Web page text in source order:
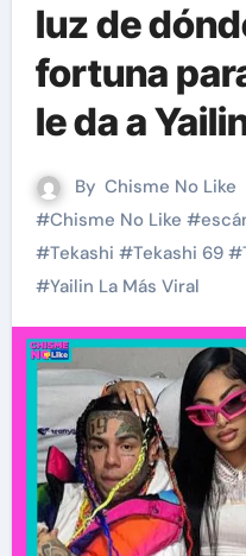
luz de
fortuna
le da a
By Chisme No Like
#Chisme No Like #
#Tekashi #Tekashi 69#
#Yailin La Más Viral